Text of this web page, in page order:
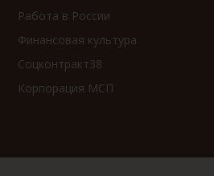
Работа в России
Финансовая культура
Соцконтракт38
Корпорация МСП